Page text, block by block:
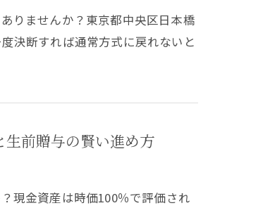
りませんか？東京都中央区日本橋
決断すれば通常方式に戻れないと
前贈与の賢い進め方
現金資産は時価100％で評価され